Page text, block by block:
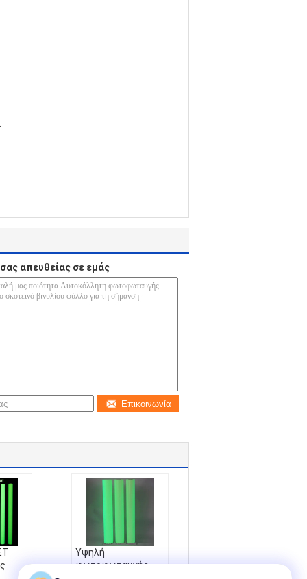
απευθείας σε εμάς
Επικοινωνία
Υψηλή
φωτοφωταυγής